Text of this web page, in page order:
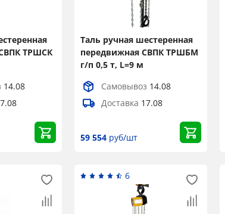
ТРШСК
14.08
Таль ручная шестеренная
передвижная СВПК ТРШБМ
г/п 0,5 т, L=9 м
Самовывоз 14.08
Доставка 17.08
59 554руб/шт
6